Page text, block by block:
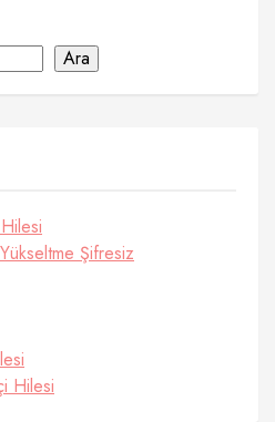
Ara
Şifresiz
Hilesi